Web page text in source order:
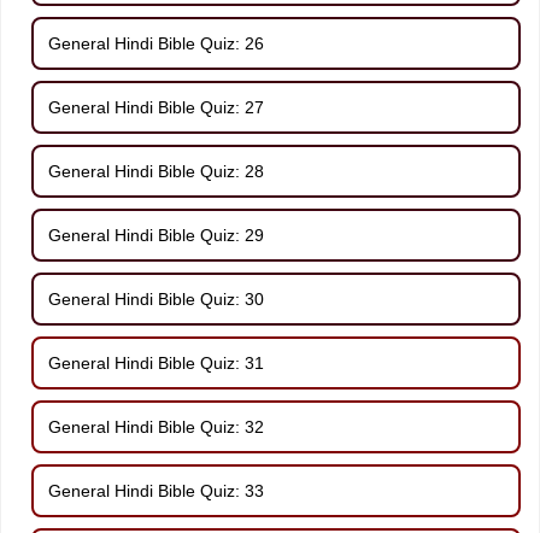
General Hindi Bible Quiz: 26
General Hindi Bible Quiz: 27
General Hindi Bible Quiz: 28
General Hindi Bible Quiz: 29
General Hindi Bible Quiz: 30
General Hindi Bible Quiz: 31
General Hindi Bible Quiz: 32
General Hindi Bible Quiz: 33